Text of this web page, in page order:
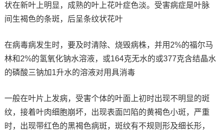
状在新叶上明显，成熟的叶上花叶症色淡。受害病症是叶脉
间生褐色的条斑，后呈条纹状花叶
在病毒病发生时，要及时清除、烧毁病株，并用2%的福尔马
林和2%的氢氧化钠水溶液，或164克无水的或377克含结晶水
的磷酸三钠加1升水的溶液对用具消毒
一般在叶片上发病，受害个体的叶面上初时出现不明显的斑
纹，接着叶肉细胞崩坏，出现表面凹陷的黄褐色小斑，严重
时，出现带红色的黑褐色病斑，斑纹有不规则形及细长形，